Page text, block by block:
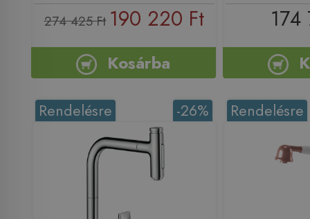
274 425 Ft 190 220 Ft
Kosárba
174
-26%
Rendelésre Rendelésre